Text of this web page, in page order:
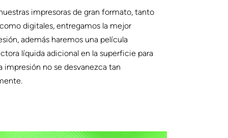
impresoras de gran formato, tanto
digitales, entregamos la mejor
además haremos una película
líquida adicional en la superficie para
impresión no se desvanezca tan